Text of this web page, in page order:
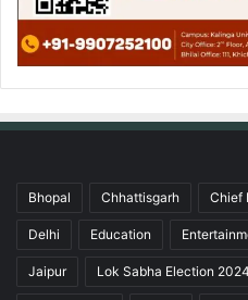
Bhopal Chhattisgarh Chief
Delhi Education
Jaipur Lok Sabha Election 2024